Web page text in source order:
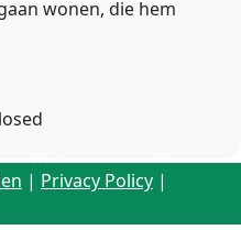
wonen, die hem
| Privacy Policy |